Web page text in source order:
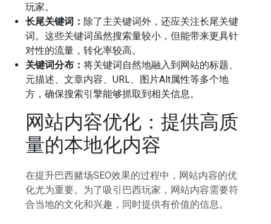
玩家。
长尾关键词： 除了主关键词外，还应关注长尾关键
词。这些关键词虽然搜索量较小，但能带来更具针
对性的流量，转化率较高。
关键词分布：将关键词自然地融入到网站的标题、
元描述、文章内容、URL、图片Alt属性等多个地
方，确保搜索引擎能够抓取到相关信息。
网站内容优化：提供高质
量的本地化内容
在提升巴西赌场SEO效果的过程中，网站内容的优
化尤为重要。为了吸引巴西玩家，网站内容需要符
合当地的文化和兴趣，同时提供有价值的信息。